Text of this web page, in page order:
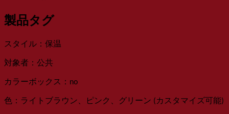
製品タグ
スタイル ： 保温
対象者 ： 公共
カラーボックス ： no
色 ： ライトブラウン、ピンク、グリーン (カスタマイズ可能)